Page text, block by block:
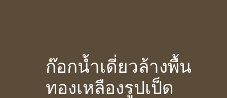
ก๊อกน้ำเดี่ยวล้างพื้น
ทองเหลืองรูปเป็ด